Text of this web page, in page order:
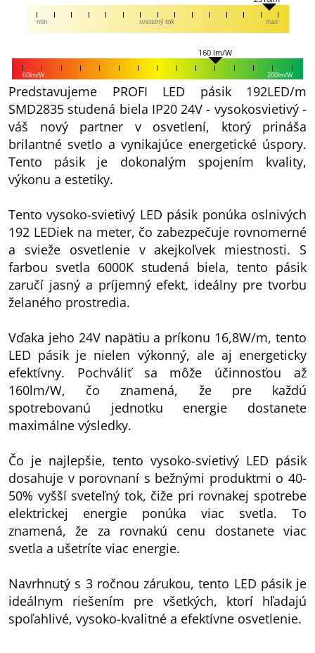
min svetelný tok max
160 lm/W
60lm/W 200lm/W
Predstavujeme PROFI LED pásik 192LED/m
SMD2835 studená biela IP20 24V - vysokosvietivý -
váš nový partner v osvetlení, ktorý prináša
brilantné svetlo a vynikajúce energetické úspory.
Tento pásik je dokonalým spojením kvality,
výkonu a estetiky.
Tento vysoko-svietivý LED pásik ponúka oslnivých
192 LEDiek na meter, čo zabezpečuje rovnomerné
a svieže osvetlenie v akejkoľvek miestnosti. S
farbou svetla 6000K studená biela, tento pásik
zaručí jasný a príjemný efekt, ideálny pre tvorbu
želaného prostredia.
Vďaka jeho 24V napätiu a príkonu 16,8W/m, tento
LED pásik je nielen výkonný, ale aj energeticky
efektívny. Pochváliť sa môže účinnosťou až
160lm/W, čo znamená, že pre každú
spotrebovanú jednotku energie dostanete
maximálne výsledky.
Čo je najlepšie, tento vysoko-svietivý LED pásik
dosahuje v porovnaní s bežnými produktmi o 40-
50% vyšší sveteľný tok, čiže pri rovnakej spotrebe
elektrickej energie ponúka viac svetla. To
znamená, že za rovnakú cenu dostanete viac
svetla a ušetríte viac energie.
Navrhnutý s 3 ročnou zárukou, tento LED pásik je
ideálnym riešením pre všetkých, ktorí hľadajú
spoľahlivé, vysoko-kvalitné a efektívne osvetlenie.